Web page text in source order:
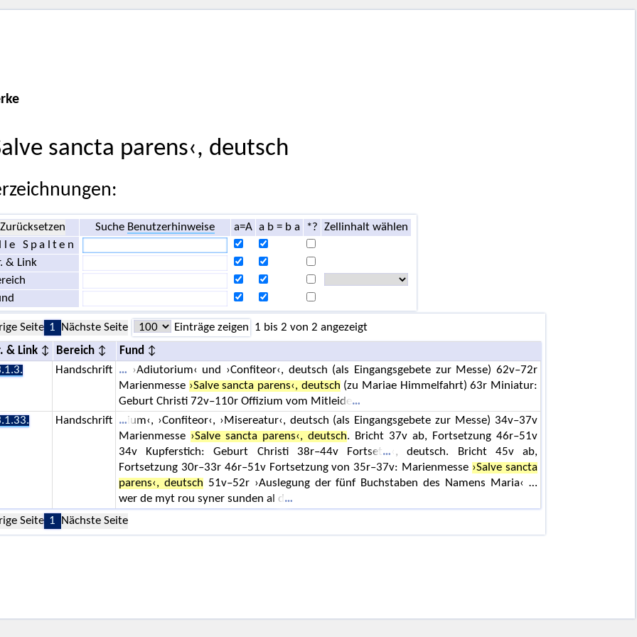
sancta parens‹, deutsch
Zurücksetzen Suche Benutzerhinweise a=A a b = b a *?
Zellinhalt wählen
Spalten
& Link
Seite 1 Nächste Seite Einträge zeigen 1 bis 2 von 2 angezeigt
& Link Bereich
Fund
Handschrift
›Adiutorium‹ und ›Confiteor‹, deutsch (als Eingangsgebete zur Messe) 62v–72r
Marienmesse ›Salve sancta parens‹, deutsch (zu Mariae Himmelfahrt) 63r Miniatur:
Geburt Christi 72v–110r Offizium vom Mitleide
Handschrift
ium‹, ›Confiteor‹, ›Misereatur‹, deutsch (als Eingangsgebete zur Messe) 34v–37v
Marienmesse ›Salve sancta parens‹, deutsch. Bricht 37v ab, Fortsetzung 46r–51v
34v Kupferstich: Geburt Christi 38r–44v Fortset
‹, deutsch. Bricht 45v ab,
Fortsetzung 30r–33r 46r–51v Fortsetzung von 35r–37v: Marienmesse ›Salve sancta
parens‹, deutsch 51v–52r ›Auslegung der fünf Buchstaben des Namens Maria‹ …
wer de myt rou syner sunden al d
Seite 1 Nächste Seite